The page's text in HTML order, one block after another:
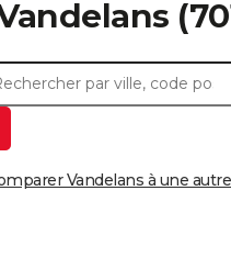
Vandelans à une